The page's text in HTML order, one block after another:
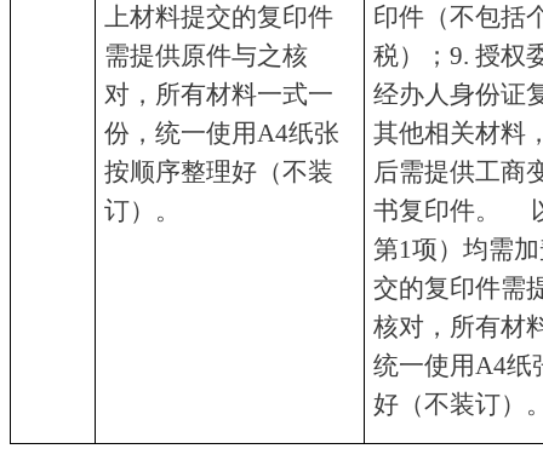
上材料提交的复印件
需提供原件与之核
对，所有材料一式一
份，统一使用A4纸张
按顺序整理好（不装
订）。
印件（不包括
税）；9. 授权
经办人身份证
其他相关材料
后需提供工商
书复印件。
第1项）均需
交的复印件需
核对，所有材
统一使用A4纸
好（不装订）